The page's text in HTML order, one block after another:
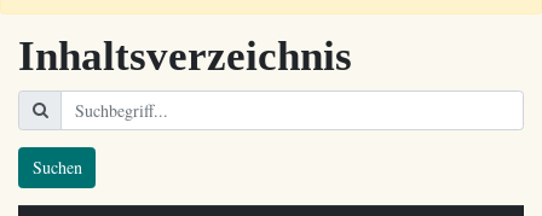
Inhaltsverzeichnis
Suchen